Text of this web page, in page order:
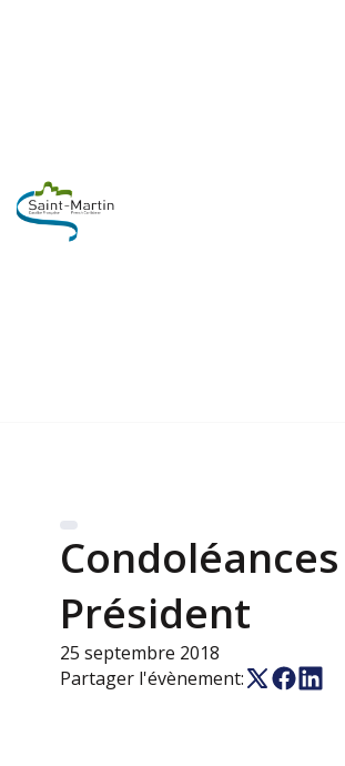
Président
25 septembre 2018
Partager l'évènement: